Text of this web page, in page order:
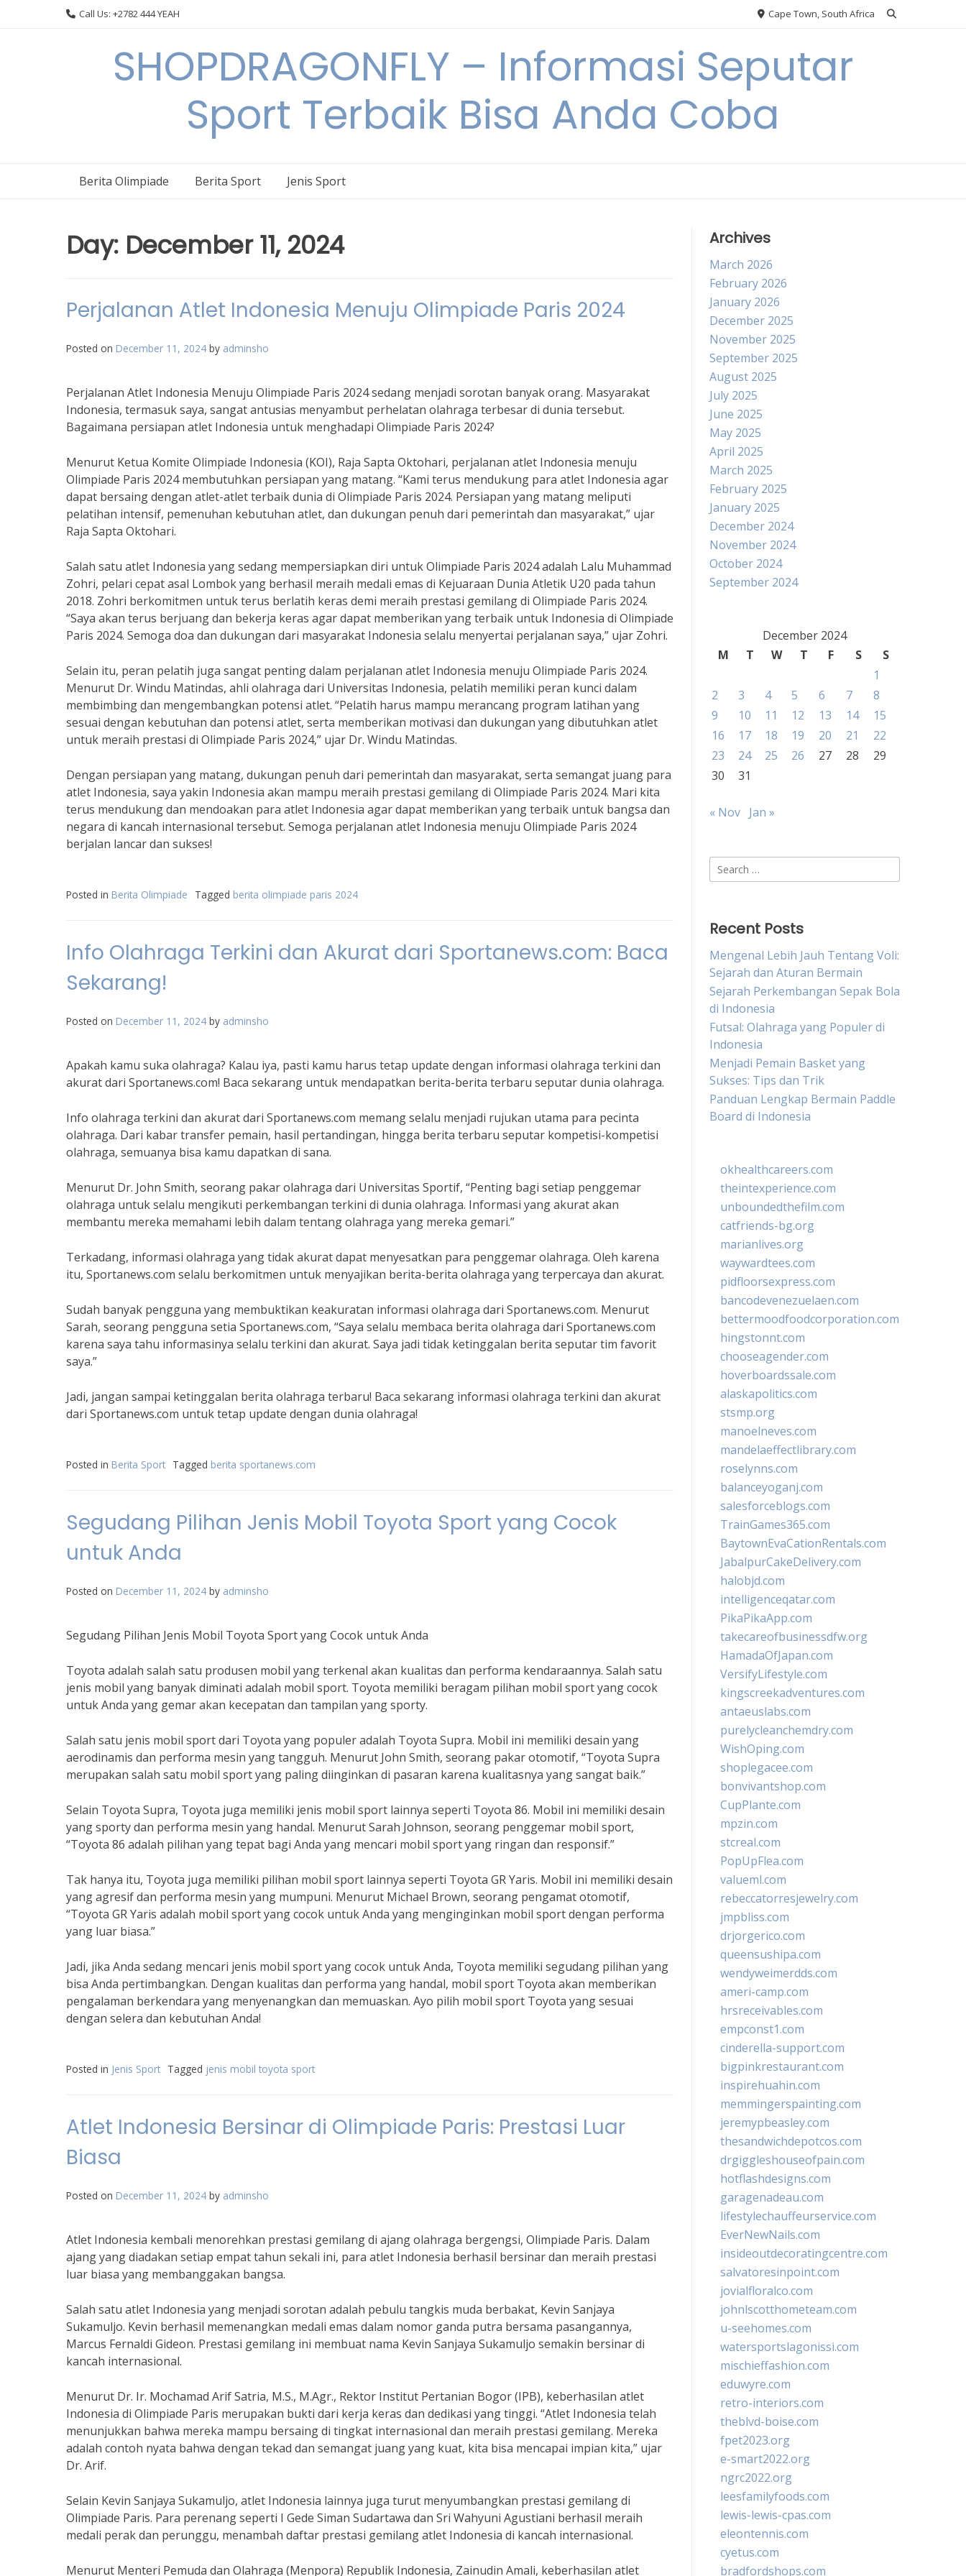
Call Us: +2782 444 YEAH Cape Town, South Africa
SHOPDRAGONFLY – Informasi Seputar
Sport Terbaik Bisa Anda Coba
Berita Olimpiade Berita Sport Jenis Sport
Day: December 11, 2024
Perjalanan Atlet Indonesia Menuju Olimpiade Paris 2024
Posted on December 11, 2024 by adminsho
Perjalanan Atlet Indonesia Menuju Olimpiade Paris 2024 sedang menjadi sorotan banyak orang. Masyarakat
Indonesia, termasuk saya, sangat antusias menyambut perhelatan olahraga terbesar di dunia tersebut.
Bagaimana persiapan atlet Indonesia untuk menghadapi Olimpiade Paris 2024?
Menurut Ketua Komite Olimpiade Indonesia (KOI), Raja Sapta Oktohari, perjalanan atlet Indonesia menuju
Olimpiade Paris 2024 membutuhkan persiapan yang matang. “Kami terus mendukung para atlet Indonesia agar
dapat bersaing dengan atlet-atlet terbaik dunia di Olimpiade Paris 2024. Persiapan yang matang meliputi
pelatihan intensif, pemenuhan kebutuhan atlet, dan dukungan penuh dari pemerintah dan masyarakat,” ujar
Raja Sapta Oktohari.
Salah satu atlet Indonesia yang sedang mempersiapkan diri untuk Olimpiade Paris 2024 adalah Lalu Muhammad
Zohri, pelari cepat asal Lombok yang berhasil meraih medali emas di Kejuaraan Dunia Atletik U20 pada tahun
2018. Zohri berkomitmen untuk terus berlatih keras demi meraih prestasi gemilang di Olimpiade Paris 2024.
“Saya akan terus berjuang dan bekerja keras agar dapat memberikan yang terbaik untuk Indonesia di Olimpiade
Paris 2024. Semoga doa dan dukungan dari masyarakat Indonesia selalu menyertai perjalanan saya,” ujar Zohri.
Selain itu, peran pelatih juga sangat penting dalam perjalanan atlet Indonesia menuju Olimpiade Paris 2024.
Menurut Dr. Windu Matindas, ahli olahraga dari Universitas Indonesia, pelatih memiliki peran kunci dalam
membimbing dan mengembangkan potensi atlet. “Pelatih harus mampu merancang program latihan yang
sesuai dengan kebutuhan dan potensi atlet, serta memberikan motivasi dan dukungan yang dibutuhkan atlet
untuk meraih prestasi di Olimpiade Paris 2024,” ujar Dr. Windu Matindas.
Dengan persiapan yang matang, dukungan penuh dari pemerintah dan masyarakat, serta semangat juang para
atlet Indonesia, saya yakin Indonesia akan mampu meraih prestasi gemilang di Olimpiade Paris 2024. Mari kita
terus mendukung dan mendoakan para atlet Indonesia agar dapat memberikan yang terbaik untuk bangsa dan
negara di kancah internasional tersebut. Semoga perjalanan atlet Indonesia menuju Olimpiade Paris 2024
berjalan lancar dan sukses!
Posted in Berita Olimpiade Tagged berita olimpiade paris 2024
Info Olahraga Terkini dan Akurat dari Sportanews.com: Baca
Sekarang!
Posted on December 11, 2024 by adminsho
Apakah kamu suka olahraga? Kalau iya, pasti kamu harus tetap update dengan informasi olahraga terkini dan
akurat dari Sportanews.com! Baca sekarang untuk mendapatkan berita-berita terbaru seputar dunia olahraga.
Info olahraga terkini dan akurat dari Sportanews.com memang selalu menjadi rujukan utama para pecinta
olahraga. Dari kabar transfer pemain, hasil pertandingan, hingga berita terbaru seputar kompetisi-kompetisi
olahraga, semuanya bisa kamu dapatkan di sana.
Menurut Dr. John Smith, seorang pakar olahraga dari Universitas Sportif, “Penting bagi setiap penggemar
olahraga untuk selalu mengikuti perkembangan terkini di dunia olahraga. Informasi yang akurat akan
membantu mereka memahami lebih dalam tentang olahraga yang mereka gemari.”
Terkadang, informasi olahraga yang tidak akurat dapat menyesatkan para penggemar olahraga. Oleh karena
itu, Sportanews.com selalu berkomitmen untuk menyajikan berita-berita olahraga yang terpercaya dan akurat.
Sudah banyak pengguna yang membuktikan keakuratan informasi olahraga dari Sportanews.com. Menurut
Sarah, seorang pengguna setia Sportanews.com, “Saya selalu membaca berita olahraga dari Sportanews.com
karena saya tahu informasinya selalu terkini dan akurat. Saya jadi tidak ketinggalan berita seputar tim favorit
saya.”
Jadi, jangan sampai ketinggalan berita olahraga terbaru! Baca sekarang informasi olahraga terkini dan akurat
dari Sportanews.com untuk tetap update dengan dunia olahraga!
Posted in Berita Sport Tagged berita sportanews.com
Segudang Pilihan Jenis Mobil Toyota Sport yang Cocok
untuk Anda
Posted on December 11, 2024 by adminsho
Segudang Pilihan Jenis Mobil Toyota Sport yang Cocok untuk Anda
Toyota adalah salah satu produsen mobil yang terkenal akan kualitas dan performa kendaraannya. Salah satu
jenis mobil yang banyak diminati adalah mobil sport. Toyota memiliki beragam pilihan mobil sport yang cocok
untuk Anda yang gemar akan kecepatan dan tampilan yang sporty.
Salah satu jenis mobil sport dari Toyota yang populer adalah Toyota Supra. Mobil ini memiliki desain yang
aerodinamis dan performa mesin yang tangguh. Menurut John Smith, seorang pakar otomotif, “Toyota Supra
merupakan salah satu mobil sport yang paling diinginkan di pasaran karena kualitasnya yang sangat baik.”
Selain Toyota Supra, Toyota juga memiliki jenis mobil sport lainnya seperti Toyota 86. Mobil ini memiliki desain
yang sporty dan performa mesin yang handal. Menurut Sarah Johnson, seorang penggemar mobil sport,
“Toyota 86 adalah pilihan yang tepat bagi Anda yang mencari mobil sport yang ringan dan responsif.”
Tak hanya itu, Toyota juga memiliki pilihan mobil sport lainnya seperti Toyota GR Yaris. Mobil ini memiliki desain
yang agresif dan performa mesin yang mumpuni. Menurut Michael Brown, seorang pengamat otomotif,
“Toyota GR Yaris adalah mobil sport yang cocok untuk Anda yang menginginkan mobil sport dengan performa
yang luar biasa.”
Jadi, jika Anda sedang mencari jenis mobil sport yang cocok untuk Anda, Toyota memiliki segudang pilihan yang
bisa Anda pertimbangkan. Dengan kualitas dan performa yang handal, mobil sport Toyota akan memberikan
pengalaman berkendara yang menyenangkan dan memuaskan. Ayo pilih mobil sport Toyota yang sesuai
dengan selera dan kebutuhan Anda!
Posted in Jenis Sport Tagged jenis mobil toyota sport
Atlet Indonesia Bersinar di Olimpiade Paris: Prestasi Luar
Biasa
Posted on December 11, 2024 by adminsho
Atlet Indonesia kembali menorehkan prestasi gemilang di ajang olahraga bergengsi, Olimpiade Paris. Dalam
ajang yang diadakan setiap empat tahun sekali ini, para atlet Indonesia berhasil bersinar dan meraih prestasi
luar biasa yang membanggakan bangsa.
Salah satu atlet Indonesia yang menjadi sorotan adalah pebulu tangkis muda berbakat, Kevin Sanjaya
Sukamuljo. Kevin berhasil memenangkan medali emas dalam nomor ganda putra bersama pasangannya,
Marcus Fernaldi Gideon. Prestasi gemilang ini membuat nama Kevin Sanjaya Sukamuljo semakin bersinar di
kancah internasional.
Menurut Dr. Ir. Mochamad Arif Satria, M.S., M.Agr., Rektor Institut Pertanian Bogor (IPB), keberhasilan atlet
Indonesia di Olimpiade Paris merupakan bukti dari kerja keras dan dedikasi yang tinggi. “Atlet Indonesia telah
menunjukkan bahwa mereka mampu bersaing di tingkat internasional dan meraih prestasi gemilang. Mereka
adalah contoh nyata bahwa dengan tekad dan semangat juang yang kuat, kita bisa mencapai impian kita,” ujar
Dr. Arif.
Selain Kevin Sanjaya Sukamuljo, atlet Indonesia lainnya juga turut menyumbangkan prestasi gemilang di
Olimpiade Paris. Para perenang seperti I Gede Siman Sudartawa dan Sri Wahyuni Agustiani berhasil meraih
medali perak dan perunggu, menambah daftar prestasi gemilang atlet Indonesia di kancah internasional.
Menurut Menteri Pemuda dan Olahraga (Menpora) Republik Indonesia, Zainudin Amali, keberhasilan atlet
Archives
March 2026
February 2026
January 2026
December 2025
November 2025
September 2025
August 2025
July 2025
June 2025
May 2025
April 2025
March 2025
February 2025
January 2025
December 2024
November 2024
October 2024
September 2024
December 2024
M
T W T F S
S
1
2
3 4 5 6 7
8
9
10 11 12 13 14
15
16
17 18 19 20 21
22
23
24 25 26 27 28
29
30
31
« Nov Jan »
Search
for:
Recent Posts
Mengenal Lebih Jauh Tentang Voli:
Sejarah dan Aturan Bermain
Sejarah Perkembangan Sepak Bola
di Indonesia
Futsal: Olahraga yang Populer di
Indonesia
Menjadi Pemain Basket yang
Sukses: Tips dan Trik
Panduan Lengkap Bermain Paddle
Board di Indonesia
okhealthcareers.com
theintexperience.com
unboundedthefilm.com
catfriends-bg.org
marianlives.org
waywardtees.com
pidfloorsexpress.com
bancodevenezuelaen.com
bettermoodfoodcorporation.com
hingstonnt.com
chooseagender.com
hoverboardssale.com
alaskapolitics.com
stsmp.org
manoelneves.com
mandelaeffectlibrary.com
roselynns.com
balanceyoganj.com
salesforceblogs.com
TrainGames365.com
BaytownEvaCationRentals.com
JabalpurCakeDelivery.com
halobjd.com
intelligenceqatar.com
PikaPikaApp.com
takecareofbusinessdfw.org
HamadaOfJapan.com
VersifyLifestyle.com
kingscreekadventures.com
antaeuslabs.com
purelycleanchemdry.com
WishOping.com
shoplegacee.com
bonvivantshop.com
CupPlante.com
mpzin.com
stcreal.com
PopUpFlea.com
valueml.com
rebeccatorresjewelry.com
jmpbliss.com
drjorgerico.com
queensushipa.com
wendyweimerdds.com
ameri-camp.com
hrsreceivables.com
empconst1.com
cinderella-support.com
bigpinkrestaurant.com
inspirehuahin.com
memmingerspainting.com
jeremypbeasley.com
thesandwichdepotcos.com
drgiggleshouseofpain.com
hotflashdesigns.com
garagenadeau.com
lifestylechauffeurservice.com
EverNewNails.com
insideoutdecoratingcentre.com
salvatoresinpoint.com
jovialfloralco.com
johnlscotthometeam.com
u-seehomes.com
watersportslagonissi.com
mischieffashion.com
eduwyre.com
retro-interiors.com
theblvd-boise.com
fpet2023.org
e-smart2022.org
ngrc2022.org
leesfamilyfoods.com
lewis-lewis-cpas.com
eleontennis.com
cyetus.com
bradfordshops.com